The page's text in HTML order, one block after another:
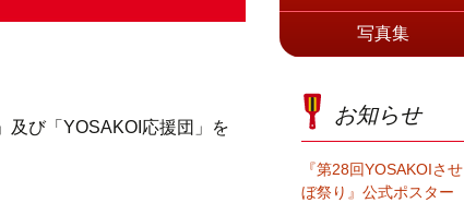
及び「YOSAKOI応援団」を
写真集
お知らせ
『第28回YOSAKOIさせ
ぼ祭り』公式ポスター